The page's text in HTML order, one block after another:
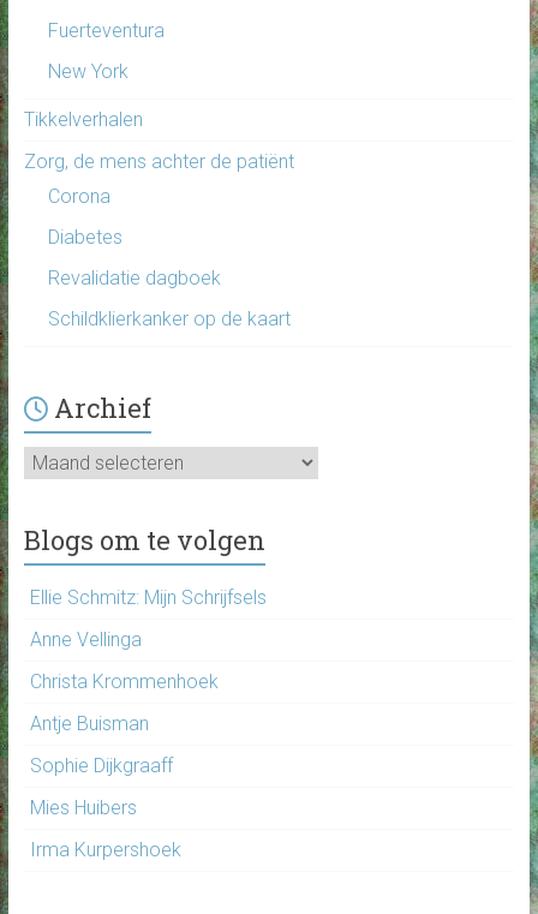
Fuerteventura
New York
Tikkelverhalen
Zorg, de mens achter de patiënt
Corona
Diabetes
Revalidatie dagboek
Schildklierkanker op de kaart
Archief
Archief
Blogs om te volgen
Ellie Schmitz: Mijn Schrijfsels
Anne Vellinga
Christa Krommenhoek
Antje Buisman
Sophie Dijkgraaff
Mies Huibers
Irma Kurpershoek